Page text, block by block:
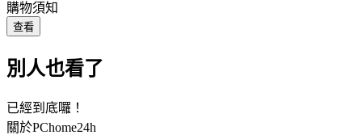
購物須知
查看
別人也看了
已經到底囉！
關於PChome24h